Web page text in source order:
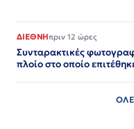
ΔΙΕΘΝΗπριν 12 ώρες
Συνταρακτικές
πλοίο στο οποίο